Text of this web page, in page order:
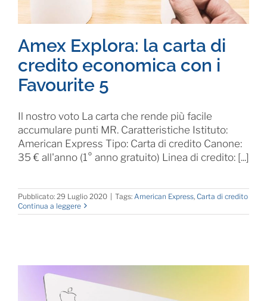
Amex Explora: la carta di
credito economica con i
Favourite 5
Il nostro voto La carta che rende più facile
accumulare punti MR. Caratteristiche Istituto:
American Express Tipo: Carta di credito Canone:
35 € all'anno (1° anno gratuito) Linea di credito: [...]
Pubblicato: 29 Luglio 2020 Tags: American Express, Carta di credito
Continua a leggere